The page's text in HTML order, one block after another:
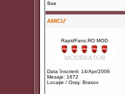
Sus
AMICU'
RapidFans.RO MOD
Data înscrierii: 14/Apr/2006
Mesaje: 1672
Locaţie / Oraş: Brasov